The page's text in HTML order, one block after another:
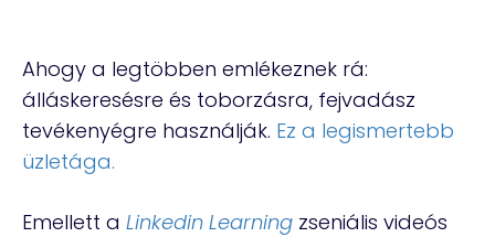
Ahogy a legtöbben emlékeznek rá:
álláskeresésre és toborzásra, fejvadász
tevékenyégre használják. Ez a legismertebb
üzletága.
Emellett a Linkedin Learning zseniális videós